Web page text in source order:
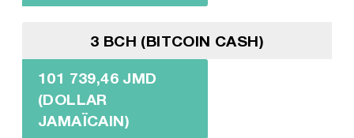
3 BCH (BITCOIN CASH)
101 739,46 JMD
(DOLLAR
JAMAÏCAIN)